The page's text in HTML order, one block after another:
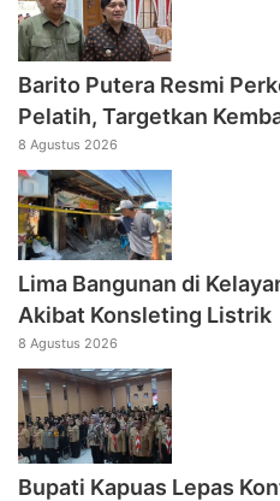
Barito Putera Resmi
Pelatih, Targetkan
8 Agustus 2026
Lima Bangunan di
Akibat Konsleting Listrik
8 Agustus 2026
Bupati Kapuas Lepas